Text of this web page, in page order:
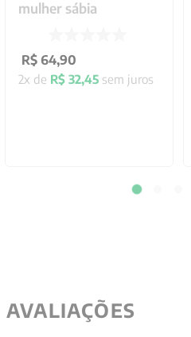
mulher sábia
R$ 64,90
2x de R$ 32,45 sem juros
AVALIAÇÕES